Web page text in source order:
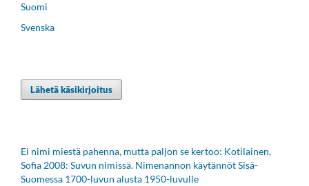
Suomi
Svenska
Lähetä käsikirjoitus
Ei nimi miestä pahenna, mutta paljon se kertoo: Kotilainen,
Sofia 2008: Suvun nimissä. Nimenannon käytännöt Sisä-
Suomessa 1700-luvun alusta 1950-luvulle